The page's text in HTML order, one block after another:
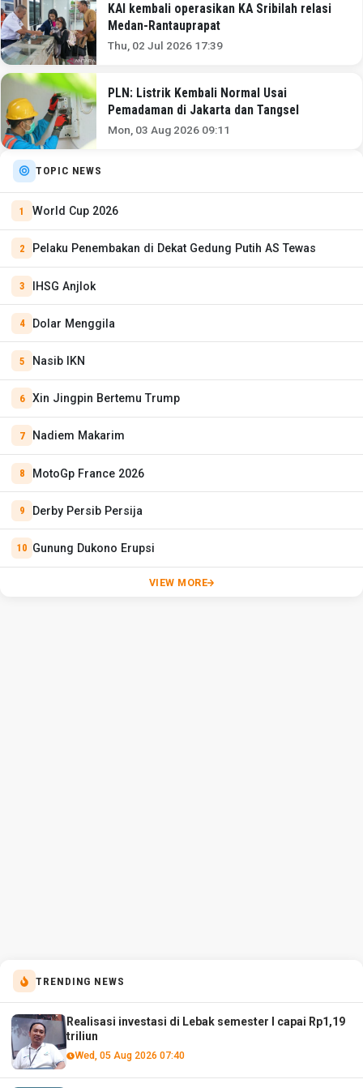
KAI kembali operasikan KA Sribilah relasi
Medan-Rantauprapat
Thu, 02 Jul 2026 17:39
PLN: Listrik Kembali Normal Usai
Pemadaman di Jakarta dan Tangsel
Mon, 03 Aug 2026 09:11
TOPIC NEWS
World Cup 2026
Pelaku Penembakan di Dekat Gedung Putih AS Tewas
IHSG Anjlok
Dolar Menggila
Nasib IKN
Xin Jingpin Bertemu Trump
Nadiem Makarim
MotoGp France 2026
Derby Persib Persija
Gunung Dukono Erupsi
VIEW MORE
TRENDING NEWS
Realisasi investasi di Lebak semester I capai Rp1,19
triliun
Wed, 05 Aug 2026 07:40